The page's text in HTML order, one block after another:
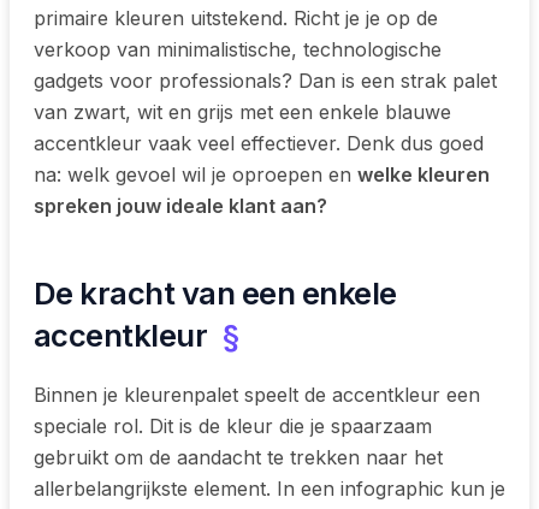
primaire kleuren uitstekend. Richt je je op de
verkoop van minimalistische, technologische
gadgets voor professionals? Dan is een strak palet
van zwart, wit en grijs met een enkele blauwe
accentkleur vaak veel effectiever. Denk dus goed
na: welk gevoel wil je oproepen en welke kleuren
spreken jouw ideale klant aan?
De kracht van een enkele
accentkleur §
Binnen je kleurenpalet speelt de accentkleur een
speciale rol. Dit is de kleur die je spaarzaam
gebruikt om de aandacht te trekken naar het
allerbelangrijkste element. In een infographic kun je